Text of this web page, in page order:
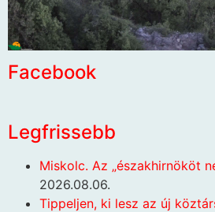
Facebook
Legfrissebb
Miskolc. Az „északhirnököt
2026.08.06.
Tippeljen, ki lesz az új